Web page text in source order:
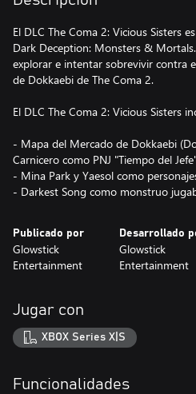
El DLC The Coma 2: Vicious Sisters
Dark Deception: Monsters &
explorar e intentar sobrevivir contra
de Dokkaebi de The Coma 2.
El DLC The Coma 2: Vicious Sisters
- Mapa del Mercado de Dokkaebi
Carnicero como PNJ "Tiempo del
- Mina Park y Yaesol como
- Darkest Song como monstruo
Publicado por
Glowstick
Entertainment
Desarrollado
Glowstick
Entertainment
Jugar con
XBOX Series X|S
Funcionalidades